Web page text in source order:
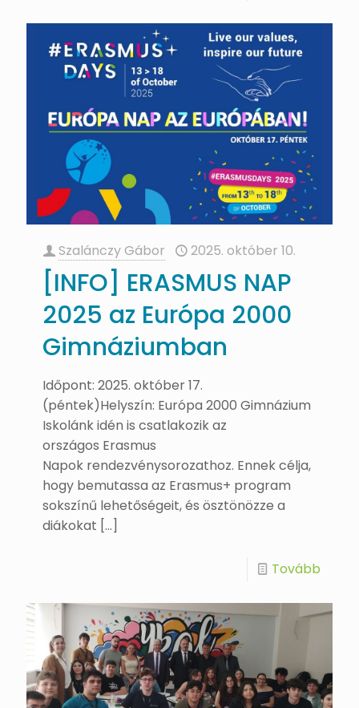
Szalánczy Gábor 2025. október 10.
[INFO] ERASMUS NAP
2025 az Európa 2000
Gimnáziumban
Időpont: 2025. október 17.
(péntek)Helyszín: Európa 2000 Gimnázium
Iskolánk idén is csatlakozik az
országos Erasmus
Napok rendezvénysorozathoz. Ennek célja,
hogy bemutassa az Erasmus+ program
sokszínű lehetőségeit, és ösztönözze a
diákokat […]
Tovább